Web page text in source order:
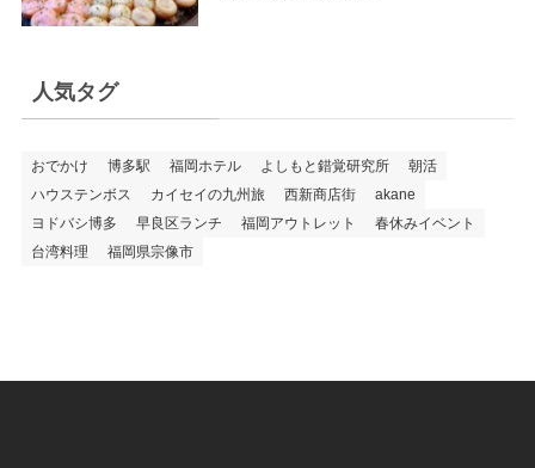
人気タグ
おでかけ 博多駅 福岡ホテル よしもと錯覚研究所
朝活
ハウステンボス
カイセイの九州旅 西新商店街
akane
ヨドバシ博多
早良区ランチ 福岡アウトレット
春休みイベント
台湾料理
福岡県宗像市